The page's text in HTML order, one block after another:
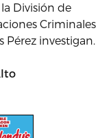
División de
Criminales
Pérez investigan.